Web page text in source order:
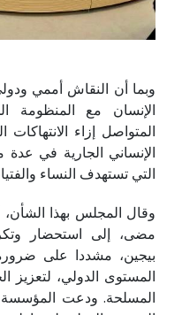
وبما أن النقاش أممي
الإنسان مع المنظومة
المتواصل إزاء
الإنساني الجارية في
التي تستهدف النساء
وقال المجلس بهذا الشأن،
مضى، إلى استحضار
بيجين، مشددا على
المستوى الدولي، لتعزيز
المسلحة. ودعت المؤسسة